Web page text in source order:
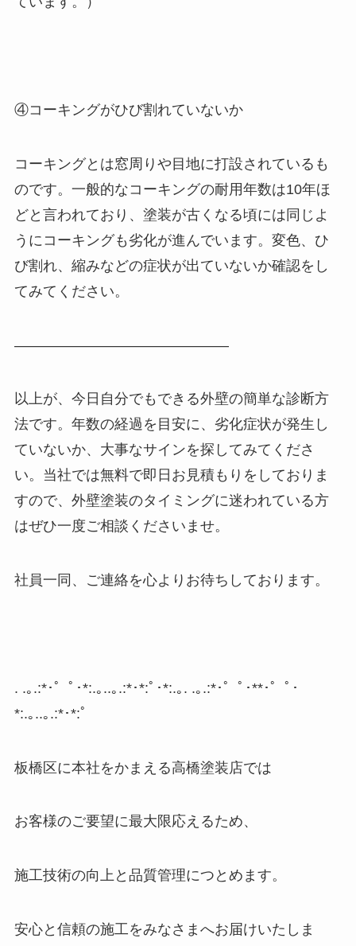
④コーキングがひび割れていないか
コーキングとは窓周りや目地に打設されているも
のです。一般的なコーキングの耐用年数は10年ほ
どと言われており、塗装が古くなる頃には同じよ
うにコーキングも劣化が進んでいます。変色、ひ
び割れ、縮みなどの症状が出ていないか確認をし
てみてください。
———————————————
以上が、今日自分でもできる外壁の簡単な診断方
法です。年数の経過を目安に、劣化症状が発生し
ていないか、大事なサインを探してみてくださ
い。当社では無料で即日お見積もりをしておりま
すので、外壁塗装のタイミングに迷われている方
はぜひ一度ご相談くださいませ。
社員一同、ご連絡を心よりお待ちしております。
. .｡ .:*･゜ﾟ･*:.｡ ..｡ .:*･*:ﾟ･*:.｡ . .｡ .:*･゜ﾟ･**･゜ﾟ･
*:.｡ ..｡ .:*･*:ﾟ
板橋区に本社をかまえる高橋塗装店では
お客様のご要望に最大限応えるため、
施工技術の向上と品質管理につとめます。
安心と信頼の施工をみなさまへお届けいたしま